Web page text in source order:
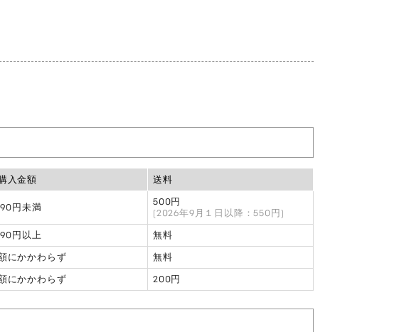
入金額 送料
円未満
500円
(2026年9月１日以降：550円)
円以上 無料
にかかわらず 無料
にかかわらず 200円